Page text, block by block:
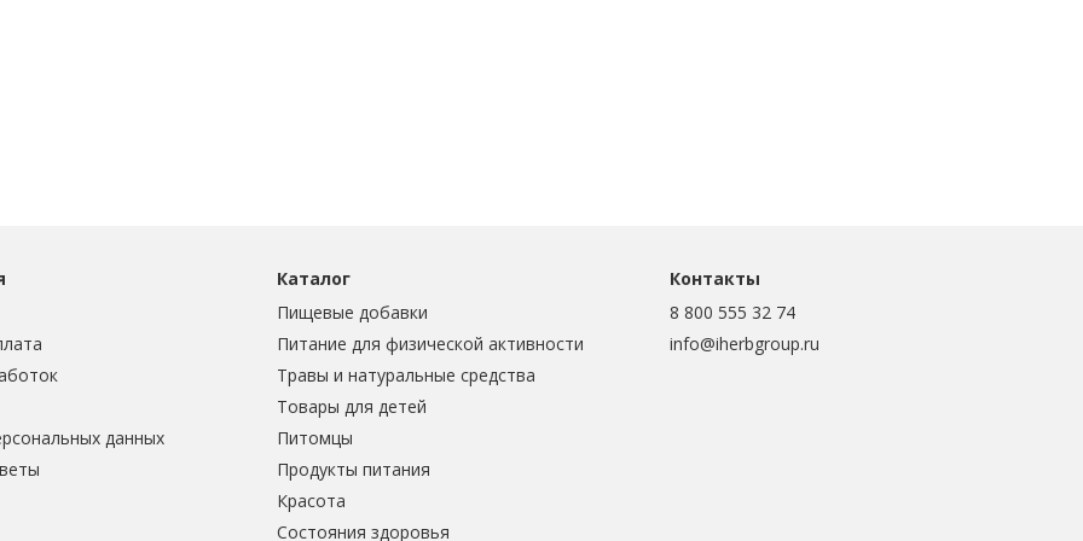
данных
Каталог
Пищевые добавки
Питание для физической активности
Травы и натуральные средства
Товары для детей
Питомцы
Продукты питания
Красота
Состояния здоровья
Контакты
8 800 555 32 74
info@iherbgroup.ru